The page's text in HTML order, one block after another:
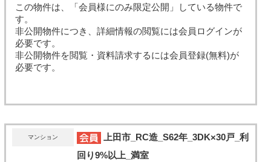
この物件は、「会員様にのみ限定公開」している物件で
す。
非公開物件につき、詳細情報の閲覧には会員ログインが
必要です。
非公開物件を閲覧・資料請求するには会員登録(無料)が
必要です。
マンション
上田市_RC造_S62年_3DK×30戸_利
回り9%以上_満室